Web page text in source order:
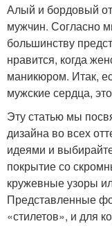
Алый и бордовый
мужчин. Согласно
большинству
нравится, когда
маникюром. Итак,
мужские сердца,
Эту статью мы
дизайна во всех
идеями и
покрытие со
кружевные узоры
Представленные
«стилетов», и для